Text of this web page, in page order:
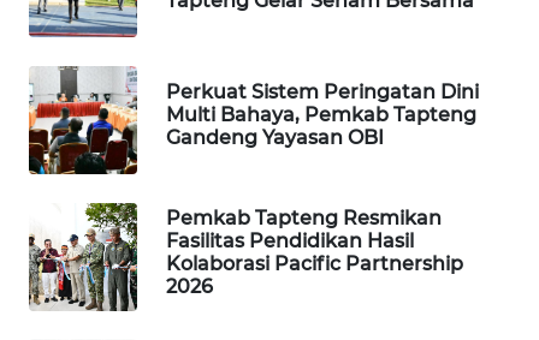
Perkuat Sistem Peringatan Dini
Multi Bahaya, Pemkab Tapteng
Gandeng Yayasan OBI
Pemkab Tapteng Resmikan
Fasilitas Pendidikan Hasil
Kolaborasi Pacific Partnership
2026
SIDIKALANG
SIBARAGAS
NEWS
METRO
SIANTAR
NEWS